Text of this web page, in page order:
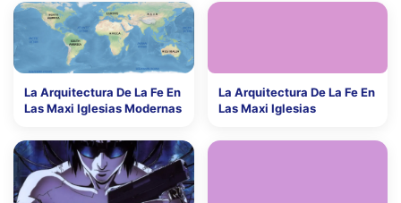
La Arquitectura De La Fe En
Las Maxi Iglesias Modernas
La Arquitectura De La Fe En
Las Maxi Iglesias